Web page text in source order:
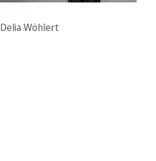
Delia Wöhlert